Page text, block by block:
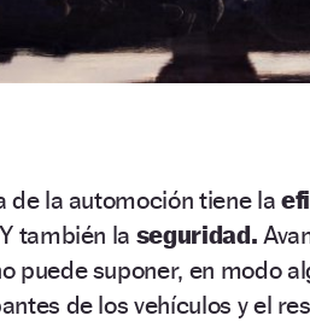
de la automoción tiene la
también la seguridad.
puede suponer, en modo
de los vehículos y el